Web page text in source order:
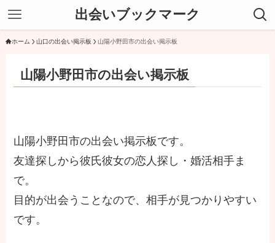
出会いブックマーク
ホーム 山口の出会い掲示板 山陽小野田市の出会い掲示板
山陽小野田市の出会い掲示板
山陽小野田市の出会い掲示板です。
友達探しから彼氏彼女の恋人探し・婚活相手ま
で。
目的が出会うことなので、相手が見つかりやすい
です。